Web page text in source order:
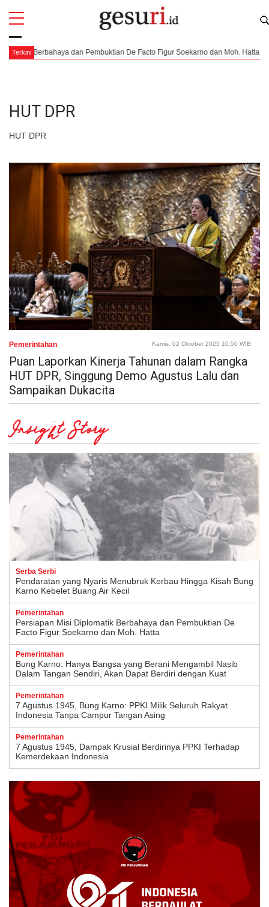
Terkini
Berbahaya dan Pembuktian De Facto Figur Soekarno dan Moh. Hatta
HUT DPR
HUT DPR
All
Pemerintahan Kamis, 02 Oktober 2025 10:50 WIB
Puan Laporkan Kinerja Tahunan dalam Rangka
HUT DPR, Singgung Demo Agustus Lalu dan
Sampaikan Dukacita
Insight Story
Serba Serbi
Pendaratan yang Nyaris Menubruk Kerbau Hingga Kisah Bung
Karno Kebelet Buang Air Kecil
Pemerintahan
Persiapan Misi Diplomatik Berbahaya dan Pembuktian De
Facto Figur Soekarno dan Moh. Hatta
Pemerintahan
Bung Karno: Hanya Bangsa yang Berani Mengambil Nasib
Dalam Tangan Sendiri, Akan Dapat Berdiri dengan Kuat
Pemerintahan
7 Agustus 1945, Bung Karno: PPKI Milik Seluruh Rakyat
Indonesia Tanpa Campur Tangan Asing
Pemerintahan
7 Agustus 1945, Dampak Krusial Berdirinya PPKI Terhadap
Kemerdekaan Indonesia